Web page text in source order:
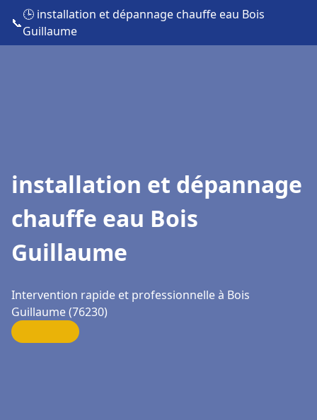
📞
🕒 installation et dépannage chauffe eau Bois
Guillaume
installation et dépannage
chauffe eau Bois
Guillaume
Intervention rapide et professionnelle à Bois
Guillaume (76230)